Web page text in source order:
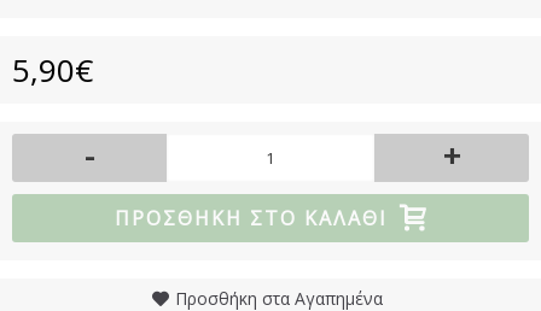
5,90€
- +
ΠΡΟΣΘΉΚΗ ΣΤΟ ΚΑΛΆΘΙ
Προσθήκη στα Αγαπημένα